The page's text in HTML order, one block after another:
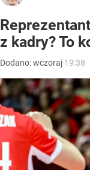
z kadry? To
Dodano:wczoraj 19:38